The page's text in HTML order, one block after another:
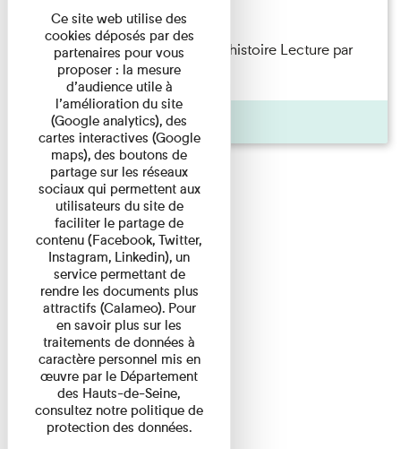
Lecture
Philippe Artières — Le dos de l’histoire Lecture par
l’auteur accompagné de ...
Pages
Ce site web utilise des
cookies déposés par des
partenaires pour vous
proposer : la mesure
d’audience utile à
l’amélioration du site
(Google analytics), des
cartes interactives (Google
maps), des boutons de
partage sur les réseaux
sociaux qui permettent aux
utilisateurs du site de
faciliter le partage de
contenu (Facebook, Twitter,
Instagram, Linkedin), un
service permettant de
rendre les documents plus
attractifs (Calameo). Pour
en savoir plus sur les
traitements de données à
caractère personnel mis en
œuvre par le Département
des Hauts-de-Seine,
consultez notre politique de
protection des données.